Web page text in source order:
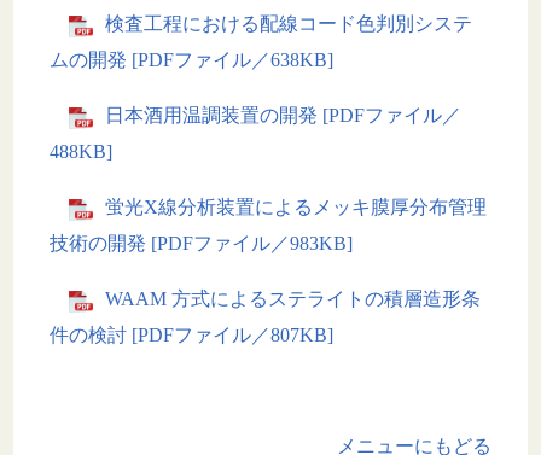
検査工程における配線コード色判別システ
ムの開発 [PDFファイル／638KB]
日本酒用温調装置の開発 [PDFファイル／
488KB]
蛍光X線分析装置によるメッキ膜厚分布管理
技術の開発 [PDFファイル／983KB]
WAAM 方式によるステライトの積層造形条
件の検討 [PDFファイル／807KB]
メニューにもどる